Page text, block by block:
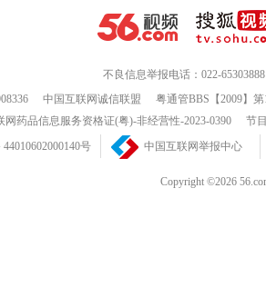
不良信息举报电话：022-65303888
中国互联网诚信联盟
粤通管BBS【2009】
网药品信息服务资格证(粤)-非经营性-2023-0390
节
号
中国互联网举报中心
Copyright ©2026